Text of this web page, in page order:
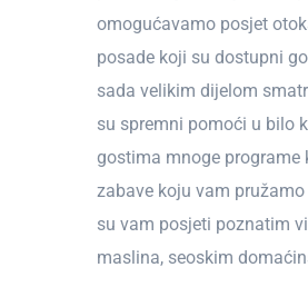
omogućavamo posjet
posade koji su dostupni
sada velikim dijelom
su spremni pomoći u bilo
gostima mnoge programe
zabave koju vam
su vam posjeti poznatim
maslina, seoskim